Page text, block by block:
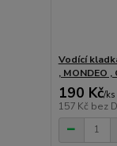
Vodící
, MONDEO ,
190 Kč/ks
157 Kč bez